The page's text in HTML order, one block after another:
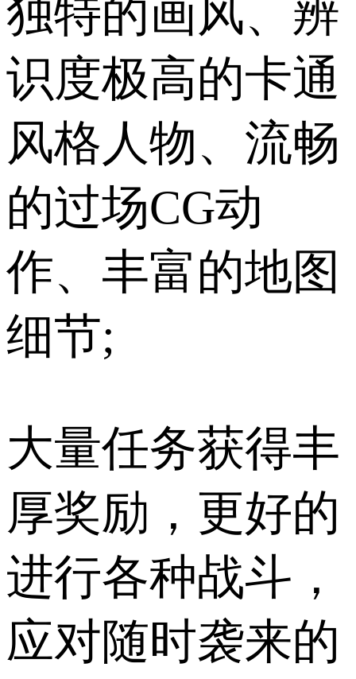
独特的画风、辨
识度极高的卡通
风格人物、流畅
的过场CG动
作、丰富的地图
细节;
大量任务获得丰
厚奖励，更好的
进行各种战斗，
应对随时袭来的